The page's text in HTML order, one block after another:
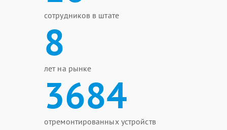
сотрудников в штате
8
лет на рынке
3684
отремонтированных устройств